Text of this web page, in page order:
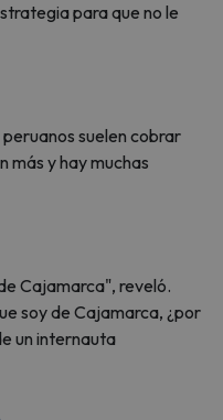
para que no le
suelen cobrar
más y hay muchas
Cajamarca", reveló.
soy de Cajamarca, ¿por
un internauta